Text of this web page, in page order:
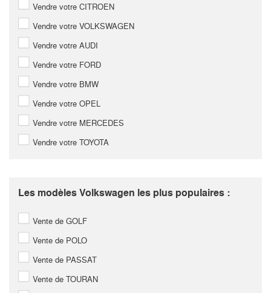
Vendre votre CITROEN
Vendre votre VOLKSWAGEN
Vendre votre AUDI
Vendre votre FORD
Vendre votre BMW
Vendre votre OPEL
Vendre votre MERCEDES
Vendre votre TOYOTA
Les modèles Volkswagen les plus populaires :
Vente de GOLF
Vente de POLO
Vente de PASSAT
Vente de TOURAN